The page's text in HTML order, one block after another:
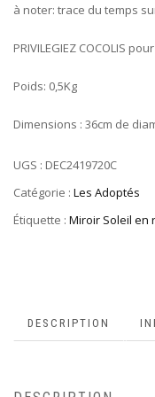
à noter: trace du temps
PRIVILEGIEZ COCOLIS
Poids: 0,5Kg
Dimensions : 36cm de
UGS : DEC2419720C
Catégorie : Les Adoptés
Étiquette : Miroir Soleil en
DESCRIPTION